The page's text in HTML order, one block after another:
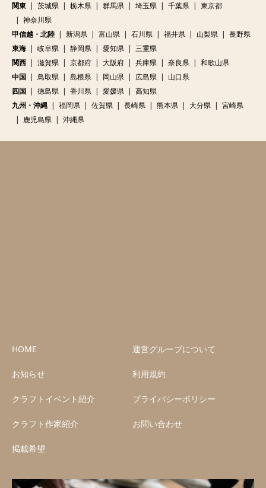
関東
茨城県 栃木県 群馬県 埼玉県 千葉県
東京都
神奈川県
甲信越・北陸
新潟県 富山県 石川県 福井県 山梨県
長野県
東海
岐阜県 静岡県 愛知県
三重県
関西
滋賀県 京都府 大阪府 兵庫県 奈良県
和歌山県
中国
鳥取県 島根県 岡山県 広島県
山口県
四国
徳島県 香川県 愛媛県
高知県
九州・沖縄
福岡県 佐賀県 長崎県 熊本県 大分県
宮崎県
鹿児島県
沖縄県
HOME
お知らせ
クラフトイベント紹介
クラフト作家紹介
掲載希望
運営グループについて
利用規約
プライバシーポリシー
お問い合わせ